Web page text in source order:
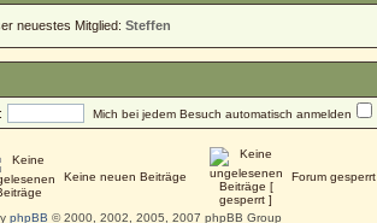
neuestes Mitglied: Steffen
Mich bei jedem Besuch automatisch anmelden
Keine neuen Beiträge Forum gesperrt
phpBB © 2000, 2002, 2005, 2007 phpBB Group